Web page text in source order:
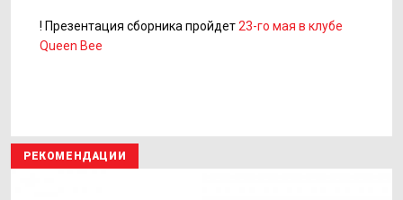
! Презентация сборника пройдет23-го мая в клубе
Queen Bee
РЕКОМЕНДАЦИИ